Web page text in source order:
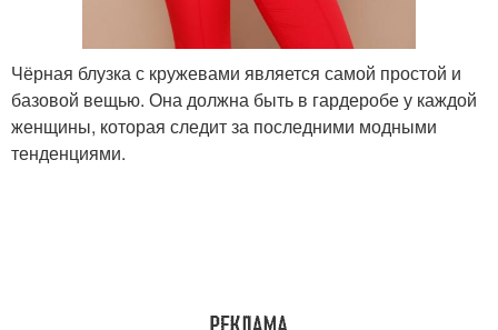
Чёрная блузка с кружевами является самой простой и
базовой вещью. Она должна быть в гардеробе у каждой
женщины, которая следит за последними модными
тенденциями.